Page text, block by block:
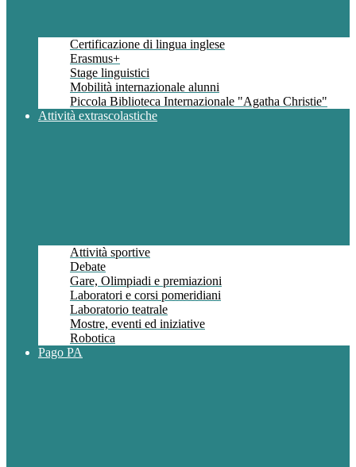
Certificazione di lingua inglese
Erasmus+
Stage linguistici
Mobilità internazionale alunni
Piccola Biblioteca Internazionale "Agatha Christie"
Attività extrascolastiche
Attività sportive
Debate
Gare, Olimpiadi e premiazioni
Laboratori e corsi pomeridiani
Laboratorio teatrale
Mostre, eventi ed iniziative
Robotica
Pago PA